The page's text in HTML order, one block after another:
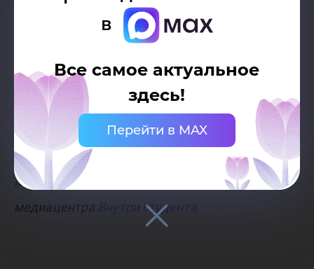
в
Все самое актуальное
здесь!
Перейти в MAX
жители города о том, что пикник понравился и
побольше бы таких мероприятий. Это на
лучше, качественней! И я думаю, следующий
пикник будет еще масштабнее», - отметила
Анастасия Машинист.
Материал подготовлен при содействии
медиацентра
Внутри студента